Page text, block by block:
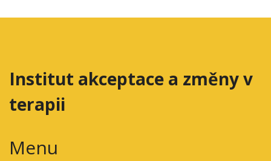
Institut akceptace a změny v
terapii
Menu